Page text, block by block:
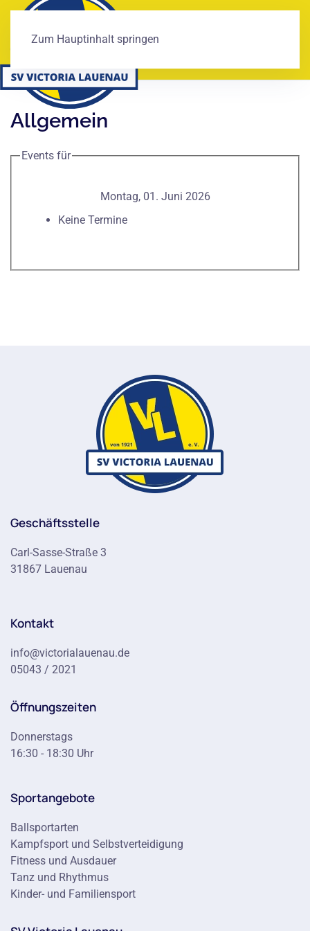
Zum Hauptinhalt springen
Allgemein
Events für
Montag, 01. Juni 2026
Keine Termine
Geschäftsstelle
Carl-Sasse-Straße 3
31867 Lauenau
Kontakt
info@victorialauenau.de
05043 / 2021
Öffnungszeiten
Donnerstags
16:30 - 18:30 Uhr
Sportangebote
Ballsportarten
Kampfsport und Selbstverteidigung
Fitness und Ausdauer
Tanz und Rhythmus
Kinder- und Familiensport